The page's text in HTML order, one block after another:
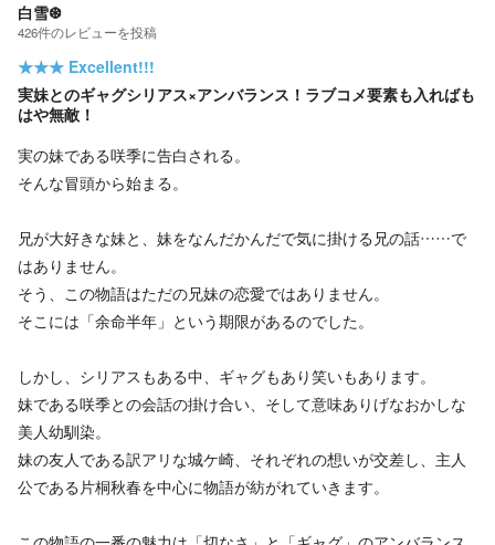
白雪❆
426件のレビューを投稿
★★★ Excellent!!!
実妹とのギャグシリアス×アンバランス！ラブコメ要素も入ればも
はや無敵！
実の妹である咲季に告白される。
そんな冒頭から始まる。
兄が大好きな妹と、妹をなんだかんだで気に掛ける兄の話……で
はありません。
そう、この物語はただの兄妹の恋愛ではありません。
そこには「余命半年」という期限があるのでした。
しかし、シリアスもある中、ギャグもあり笑いもあります。
妹である咲季との会話の掛け合い、そして意味ありげなおかしな
美人幼馴染。
妹の友人である訳アリな城ケ崎、それぞれの想いが交差し、主人
公である片桐秋春を中心に物語が紡がれていきます。